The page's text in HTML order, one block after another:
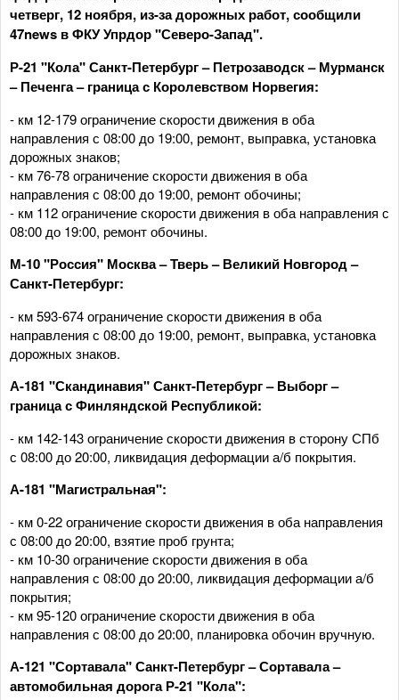
четверг, 12 ноября, из-за дорожных работ, сообщили
47news в ФКУ Упрдор "Северо-Запад".
Р-21 "Кола" Санкт-Петербург – Петрозаводск – Мурманск
– Печенга – граница с Королевством Норвегия:
- км 12-179 ограничение скорости движения в оба
направления с 08:00 до 19:00, ремонт, выправка, установка
дорожных знаков;
- км 76-78 ограничение скорости движения в оба
направления с 08:00 до 19:00, ремонт обочины;
- км 112 ограничение скорости движения в оба направления с
08:00 до 19:00, ремонт обочины.
М-10 "Россия" Москва – Тверь – Великий Новгород –
Санкт-Петербург:
- км 593-674 ограничение скорости движения в оба
направления с 08:00 до 19:00, ремонт, выправка, установка
дорожных знаков.
А-181 "Скандинавия" Санкт-Петербург – Выборг –
граница с Финляндской Республикой:
- км 142-143 ограничение скорости движения в сторону СПб
с 08:00 до 20:00, ликвидация деформации а/б покрытия.
А-181 "Магистральная":
- км 0-22 ограничение скорости движения в оба направления
с 08:00 до 20:00, взятие проб грунта;
- км 10-30 ограничение скорости движения в оба
направления с 08:00 до 20:00, ликвидация деформации а/б
покрытия;
- км 95-120 ограничение скорости движения в оба
направления с 08:00 до 20:00, планировка обочин вручную.
А-121 "Сортавала" Санкт-Петербург – Сортавала –
автомобильная дорога Р-21 "Кола":